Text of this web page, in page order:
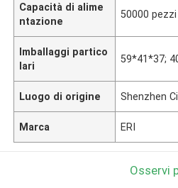
Capacità di alime
ntazione
50000
Imballaggi partico
lari
59*41*37;
Luogo di origine Shenzhen
Marca ERI
Osservi